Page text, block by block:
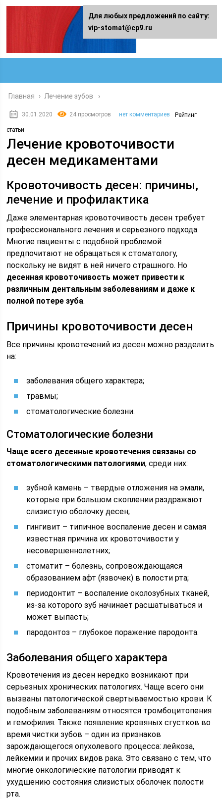
Главная › Лечение зубов
30.01.2020 24 просмотров нет комментариев Рейтинг
статьи
Лечение кровоточивости
десен медикаментами
Кровоточивость десен: причины,
лечение и профилактика
Даже элементарная кровоточивость десен требует
профессионального лечения и серьезного подхода.
Многие пациенты с подобной проблемой
предпочитают не обращаться к стоматологу,
поскольку не видят в ней ничего страшного. Но
десенная кровоточивость может привести к
различным дентальным заболеваниям и даже к
полной потере зуба.
Причины кровоточивости десен
Все причины кровотечений из десен можно разделить
на:
заболевания общего характера;
травмы;
стоматологические болезни.
Стоматологические болезни
Чаще всего десенные кровотечения связаны со
стоматологическими патологиями, среди них:
зубной камень – твердые отложения на эмали,
которые при большом скоплении раздражают
слизистую оболочку десен;
гингивит – типичное воспаление десен и самая
известная причина их кровоточивости у
несовершеннолетних;
стоматит – болезнь, сопровождающаяся
образованием афт (язвочек) в полости рта;
периодонтит – воспаление околозубных тканей,
из-за которого зуб начинает расшатываться и
может выпасть;
пародонтоз – глубокое поражение пародонта.
Заболевания общего характера
Кровотечения из десен нередко возникают при
серьезных хронических патологиях. Чаще всего они
вызваны патологической свертываемостью крови. К
подобным заболеваниям относятся тромбоцитопения
и гемофилия. Также появление кровяных сгустков во
время чистки зубов – один из признаков
зарождающегося опухолевого процесса: лейкоза,
лейкемии и прочих видов рака. Это связано с тем, что
многие онкологические патологии приводят к
ухудшению состояния слизистых оболочек полости
рта.
Для любых предложений по сайту:
vip-stomat@cp9.ru